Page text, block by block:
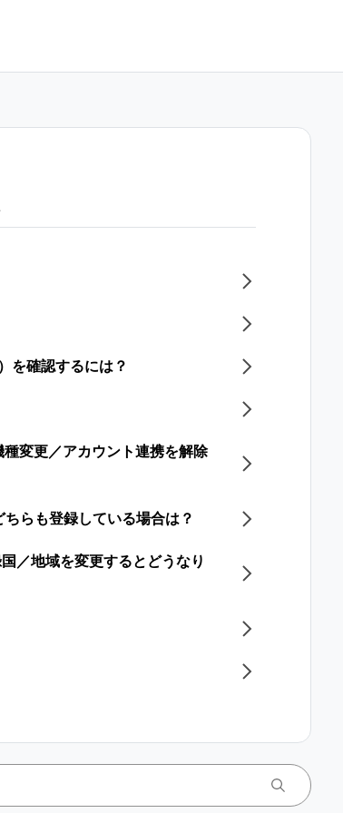
を確認するには？
変更／アカウント連携を解除
らも登録している場合は？
／地域を​変更すると​どうなり